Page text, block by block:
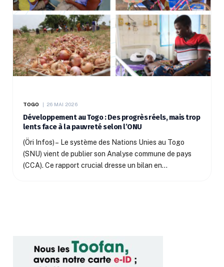
TOGO 26 MAI 2026
Développement au Togo : Des progrès réels, mais trop
lents face à la pauvreté selon l’ONU
(Öri Infos) – Le système des Nations Unies au Togo
(SNU) vient de publier son Analyse commune de pays
(CCA). Ce rapport crucial dresse un bilan en…